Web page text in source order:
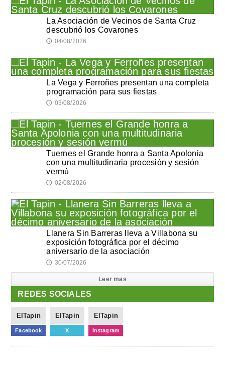
La Asociación de Vecinos de Santa Cruz
descubrió los Covarones
🕔 04/08/2026
La Vega y Ferroñes presentan una completa
programación para sus fiestas
🕔 03/08/2026
Tuernes el Grande honra a Santa Apolonia
con una multitudinaria procesión y sesión
vermú
🕔 02/08/2026
Llanera Sin Barreras lleva a Villabona su
exposición fotográfica por el décimo
aniversario de la asociación
🕔 30/07/2026
Leer mas
REDES SOCIALES
ElTapin
Facebook
ElTapin
X
ElTapin
Instagram